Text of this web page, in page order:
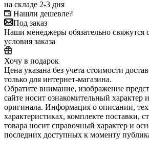
на складе 2-3 дня
Нашли дешевле?
Под заказ
Наши менеджеры обязательно свяжутся
условия заказа
Хочу в подарок
Цена указана без учета стоимости
только для интернет-магазина.
Обратите внимание, изображение
сайте носит ознакомительный характер
оригинала. Информация о описании,
характеристиках, комплекте поставки,
товара носит справочный характер и
последних доступных к моменту